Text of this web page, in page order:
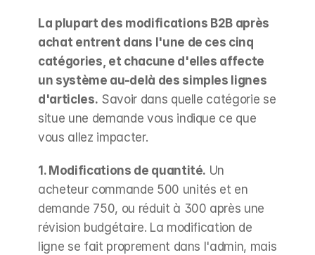
La plupart des modifications B2B après
achat entrent dans l'une de ces cinq
catégories, et chacune d'elles affecte
un système au-delà des simples lignes
d'articles. Savoir dans quelle catégorie se
situe une demande vous indique ce que
vous allez impacter.
1. Modifications de quantité. Un
acheteur commande 500 unités et en
demande 750, ou réduit à 300 après une
révision budgétaire. La modification de
ligne se fait proprement dans l'admin, mais